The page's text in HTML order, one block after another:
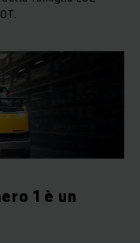
1 è un